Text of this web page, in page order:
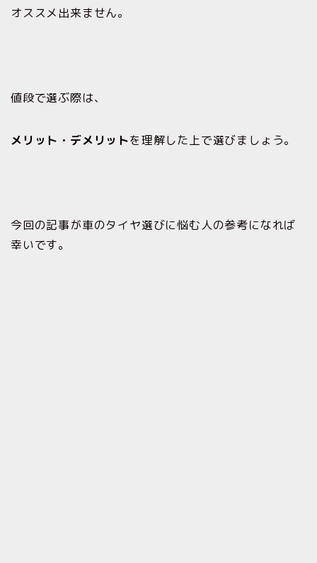
オススメ出来ません。
値段で選ぶ際は、
メリット・デメリットを理解した上で選びましょう。
今回の記事が車のタイヤ選びに悩む人の参考になれば
幸いです。